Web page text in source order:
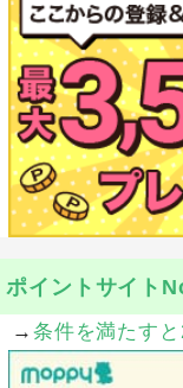
ポイントサイト
→ 条件を満たす